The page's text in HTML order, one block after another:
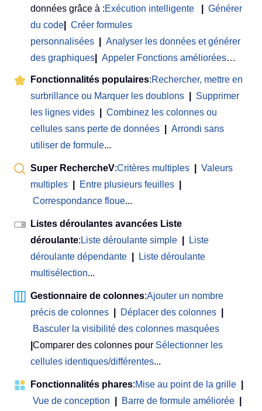
données grâce à :Exécution intelligente
Générer
du code
Créer formules
personnalisées
Analyser les données et générer
des graphiques
Appeler Fonctions améliorées…
Fonctionnalités populaires:Rechercher, mettre en
surbrillance ou Marquer les doublons
Supprimer
les lignes vides
Combinez les colonnes ou
cellules sans perte de données
Arrondi sans
utiliser de formule...
Super RechercheV:Critères multiples
Valeurs
multiples
Entre plusieurs feuilles
Correspondance floue...
Listes déroulantes avancées Liste
déroulante: Liste déroulante simple
Liste
déroulante dépendante
Liste déroulante
multisélection...
Gestionnaire de colonnes:Ajouter un nombre
précis de colonnes
Déplacer des colonnes
Basculer la visibilité des colonnes masquées
Comparer des colonnes pour Sélectionner les
cellules identiques/différentes...
Fonctionnalités phares:Mise au point de la grille
Vue de conception
Barre de formule améliorée